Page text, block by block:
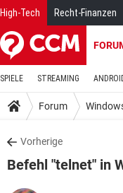
High-Tech Recht-Finanzen
SPIELE STREAMING
Forum
Vorherige
Befehl "telnet" in